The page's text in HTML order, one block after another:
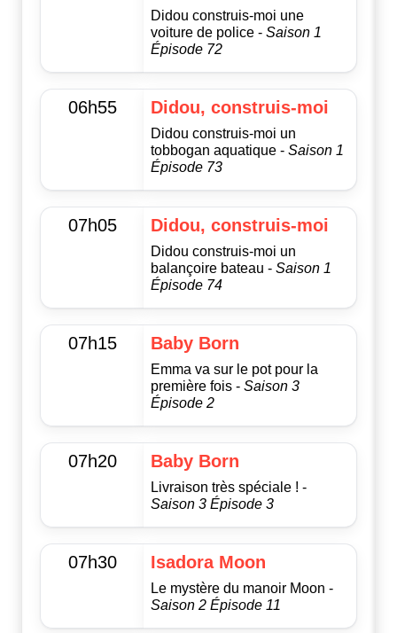
Didou construis-moi une
voiture de police - Saison 1
Épisode 72
06h55 Didou, construis-moi
Didou construis-moi un
tobbogan aquatique - Saison 1
Épisode 73
07h05 Didou, construis-moi
Didou construis-moi un
balançoire bateau - Saison 1
Épisode 74
07h15 Baby Born
Emma va sur le pot pour la
première fois - Saison 3
Épisode 2
07h20 Baby Born
Livraison très spéciale ! -
Saison 3 Épisode 3
07h30 Isadora Moon
Le mystère du manoir Moon -
Saison 2 Épisode 11